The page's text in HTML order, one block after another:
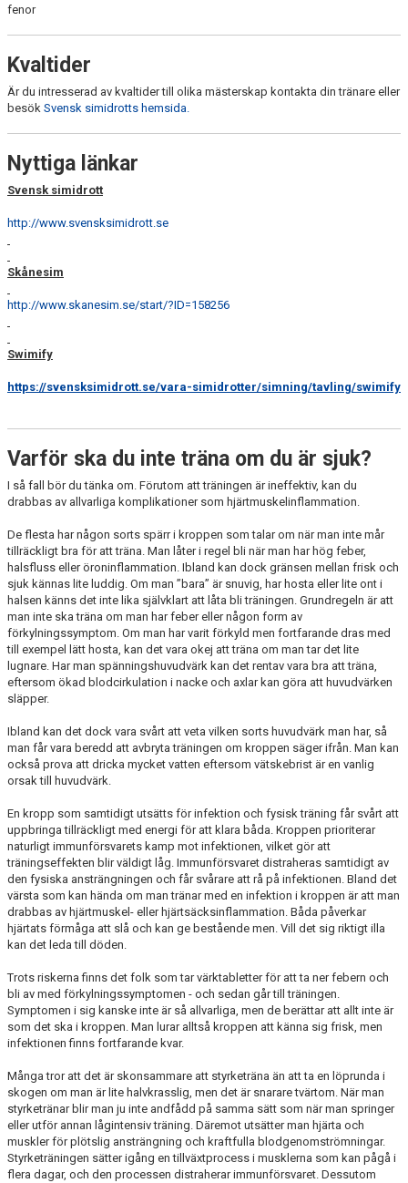
fenor
Kvaltider
Är du intresserad av kvaltider till olika mästerskap kontakta din tränare eller
besök Svensk simidrotts hemsida.
Nyttiga länkar
Svensk simidrott
http://www.svensksimidrott.se
Skånesim
http://www.skanesim.se/start/?ID=158256
Swimify
https://svensksimidrott.se/vara-simidrotter/simning/tavling/swimify
Varför ska du inte träna om du är sjuk?
I så fall bör du tänka om. Förutom att träningen är ineffektiv, kan du
drabbas av allvarliga komplikationer som hjärtmuskelinflammation.
De flesta har någon sorts spärr i kroppen som talar om när man inte mår
tillräckligt bra för att träna. Man låter i regel bli när man har hög feber,
halsfluss eller öroninflammation. Ibland kan dock gränsen mellan frisk och
sjuk kännas lite luddig. Om man ”bara” är snuvig, har hosta eller lite ont i
halsen känns det inte lika självklart att låta bli träningen. Grundregeln är att
man inte ska träna om man har feber eller någon form av
förkylningssymptom. Om man har varit förkyld men fortfarande dras med
till exempel lätt hosta, kan det vara okej att träna om man tar det lite
lugnare. Har man spänningshuvudvärk kan det rentav vara bra att träna,
eftersom ökad blodcirkulation i nacke och axlar kan göra att huvudvärken
släpper.
Ibland kan det dock vara svårt att veta vilken sorts huvudvärk man har, så
man får vara beredd att avbryta träningen om kroppen säger ifrån. Man kan
också prova att dricka mycket vatten eftersom vätskebrist är en vanlig
orsak till huvudvärk.
En kropp som samtidigt utsätts för infektion och fysisk träning får svårt att
uppbringa tillräckligt med energi för att klara båda. Kroppen prioriterar
naturligt immunförsvarets kamp mot infektionen, vilket gör att
träningseffekten blir väldigt låg. Immunförsvaret distraheras samtidigt av
den fysiska ansträngningen och får svårare att rå på infektionen. Bland det
värsta som kan hända om man tränar med en infektion i kroppen är att man
drabbas av hjärtmuskel- eller hjärtsäcksinflammation. Båda påverkar
hjärtats förmåga att slå och kan ge bestående men. Vill det sig riktigt illa
kan det leda till döden.
Trots riskerna finns det folk som tar värktabletter för att ta ner febern och
bli av med förkylningssymptomen - och sedan går till träningen.
Symptomen i sig kanske inte är så allvarliga, men de berättar att allt inte är
som det ska i kroppen. Man lurar alltså kroppen att känna sig frisk, men
infektionen finns fortfarande kvar.
Många tror att det är skonsammare att styrketräna än att ta en löprunda i
skogen om man är lite halvkrasslig, men det är snarare tvärtom. När man
styrketränar blir man ju inte andfådd på samma sätt som när man springer
eller utför annan lågintensiv träning. Däremot utsätter man hjärta och
muskler för plötslig ansträngning och kraftfulla blodgenomströmningar.
Styrketräningen sätter igång en tillväxtprocess i musklerna som kan pågå i
flera dagar, och den processen distraherar immunförsvaret. Dessutom